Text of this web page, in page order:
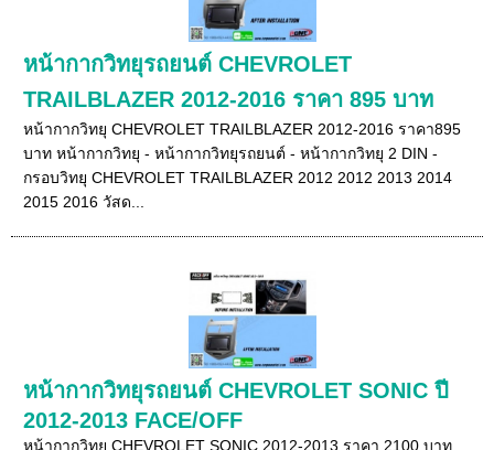
หน้ากากวิทยุรถยนต์ CHEVROLET
TRAILBLAZER 2012-2016 ราคา 895 บาท
หน้ากากวิทยุ CHEVROLET TRAILBLAZER 2012-2016 ราคา895
บาท หน้ากากวิทยุ - หน้ากากวิทยุรถยนต์ - หน้ากากวิทยุ 2 DIN -
กรอบวิทยุ CHEVROLET TRAILBLAZER 2012 2012 2013 2014
2015 2016 วัสด...
หน้ากากวิทยุรถยนต์ CHEVROLET SONIC ปี
2012-2013 FACE/OFF
หน้ากากวิทยุ CHEVROLET SONIC 2012-2013 ราคา 2100 บาท